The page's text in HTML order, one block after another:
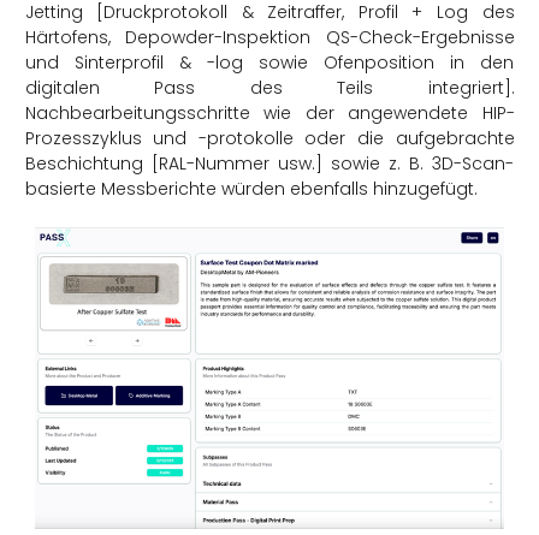
Jetting [Druckprotokoll & Zeitraffer, Profil + Log des
Härtofens, Depowder-Inspektion QS-Check-Ergebnisse
und Sinterprofil & -log sowie Ofenposition in den
digitalen Pass des Teils integriert].
Nachbearbeitungsschritte wie der angewendete HIP-
Prozesszyklus und -protokolle oder die aufgebrachte
Beschichtung [RAL-Nummer usw.] sowie z. B. 3D-Scan-
basierte Messberichte würden ebenfalls hinzugefügt.